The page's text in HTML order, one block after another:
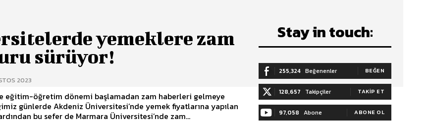
yemeklere zam
sürüyor!
2023
eğitim-öğretim dönemi başlamadan zam haberleri gelmeye
günlerde Akdeniz Üniversitesi’nde yemek fiyatlarına yapılan
bu sefer de Marmara Üniversitesi’nde zam...
Stay in touch:
255,324 Beğenenler BEĞEN
128,657 Takipçiler TAKIP ET
97,058 Abone ABONE OL